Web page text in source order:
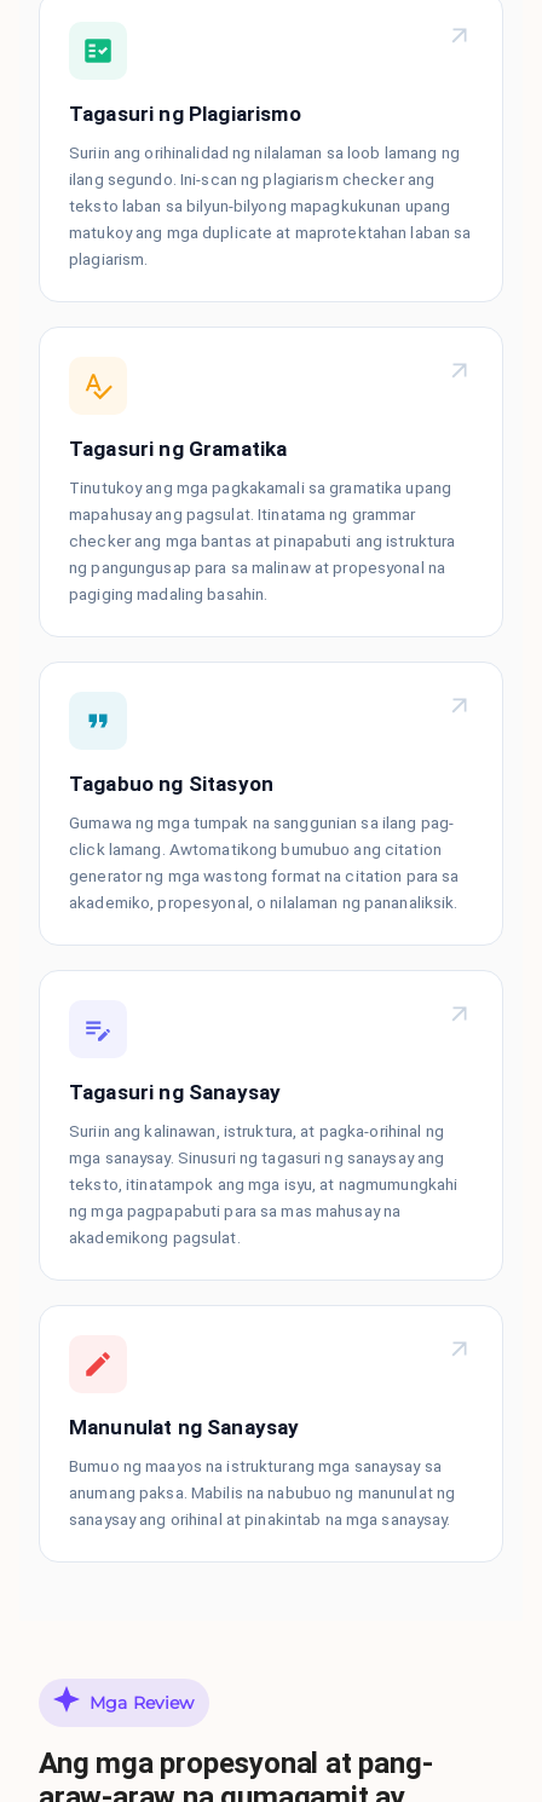
Tagasuri ng Plagiarismo
Suriin ang orihinalidad ng nilalaman sa loob lamang ng
ilang segundo. Ini-scan ng plagiarism checker ang
teksto laban sa bilyun-bilyong mapagkukunan upang
matukoy ang mga duplicate at maprotektahan laban sa
plagiarism.
Tagasuri ng Gramatika
Tinutukoy ang mga pagkakamali sa gramatika upang
mapahusay ang pagsulat. Itinatama ng grammar
checker ang mga bantas at pinapabuti ang istruktura
ng pangungusap para sa malinaw at propesyonal na
pagiging madaling basahin.
Tagabuo ng Sitasyon
Gumawa ng mga tumpak na sanggunian sa ilang pag-
click lamang. Awtomatikong bumubuo ang citation
generator ng mga wastong format na citation para sa
akademiko, propesyonal, o nilalaman ng pananaliksik.
Tagasuri ng Sanaysay
Suriin ang kalinawan, istruktura, at pagka-orihinal ng
mga sanaysay. Sinusuri ng tagasuri ng sanaysay ang
teksto, itinatampok ang mga isyu, at nagmumungkahi
ng mga pagpapabuti para sa mas mahusay na
akademikong pagsulat.
Manunulat ng Sanaysay
Bumuo ng maayos na istrukturang mga sanaysay sa
anumang paksa. Mabilis na nabubuo ng manunulat ng
sanaysay ang orihinal at pinakintab na mga sanaysay.
Mga Review
Ang mga propesyonal at pang-